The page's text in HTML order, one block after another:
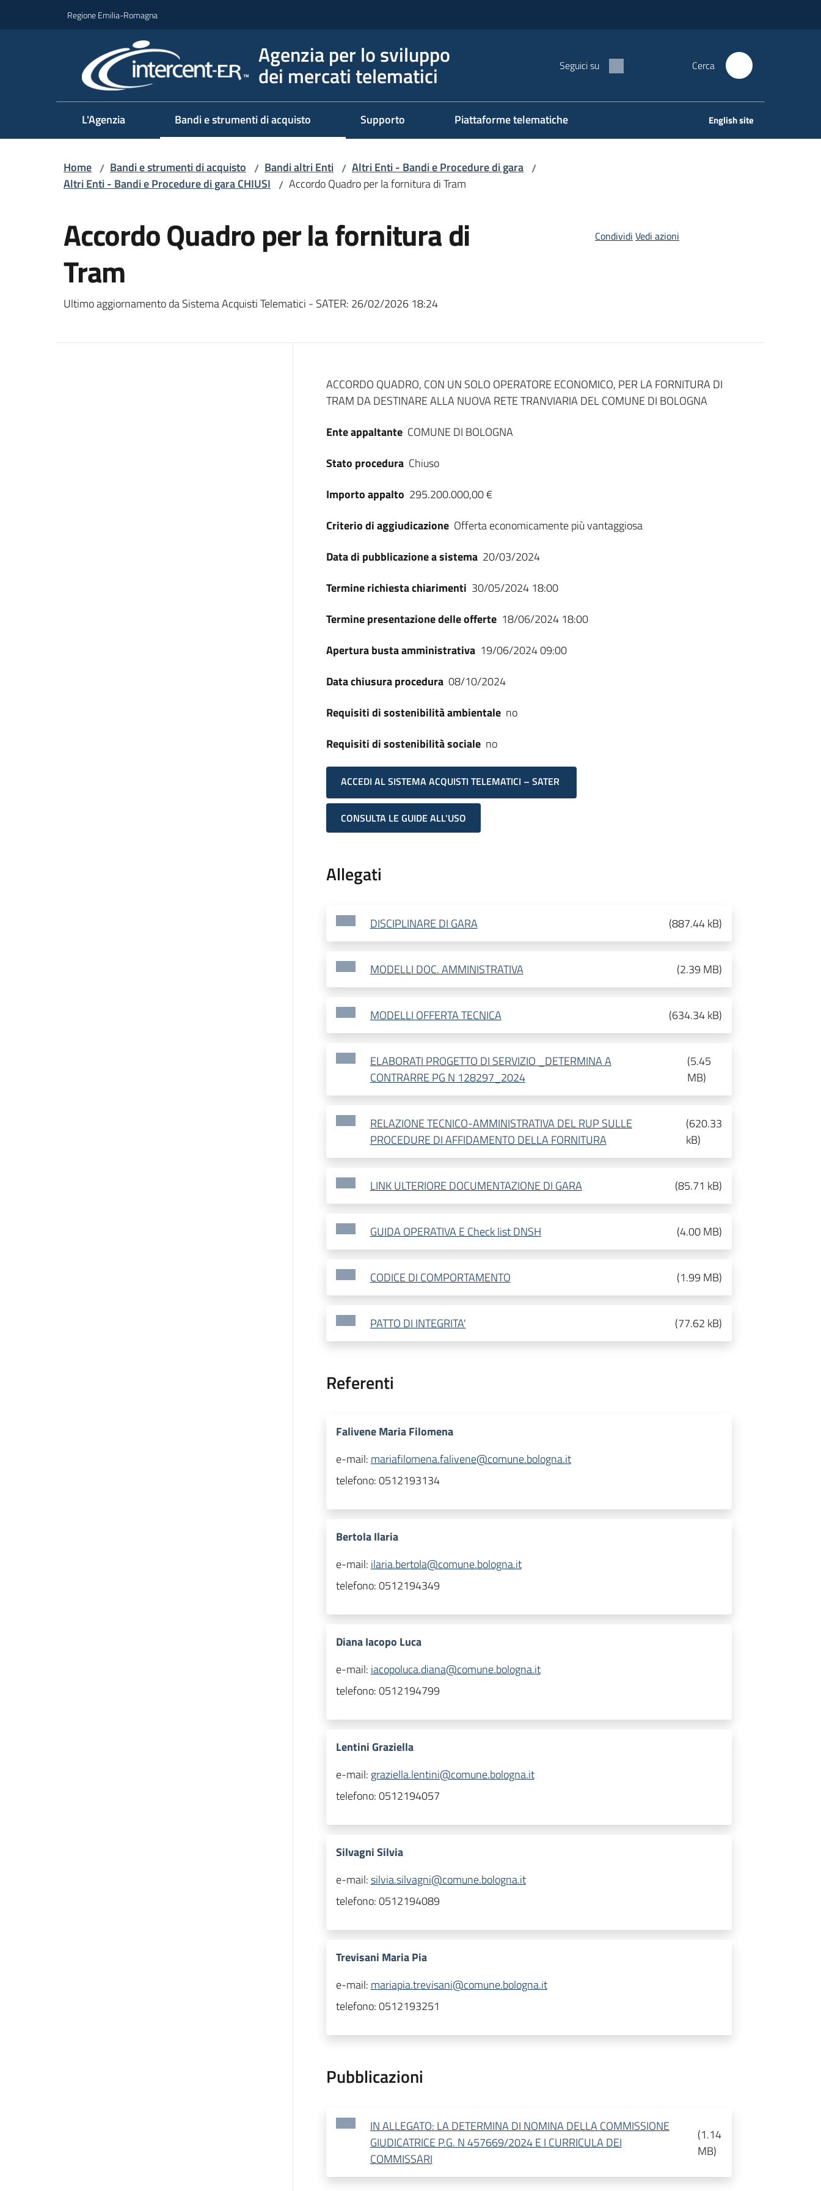
Regione Emilia-Romagna
Agenzia per lo sviluppo
dei mercati telematici Seguici su Cerca
L'Agenzia Bandi e strumenti di acquisto Supporto Piattaforme telematiche English site
Home / Bandi e strumenti di acquisto / Bandi altri Enti / Altri Enti - Bandi e Procedure di gara /
Altri Enti - Bandi e Procedure di gara CHIUSI / Accordo Quadro per la fornitura di Tram
Accordo Quadro per la fornitura di
Tram
Ultimo aggiornamento da Sistema Acquisti Telematici - SATER: 26/02/2026 18:24
Condividi Vedi azioni
Dati del bando
ACCORDO QUADRO, CON UN SOLO OPERATORE ECONOMICO, PER LA FORNITURA DI
TRAM DA DESTINARE ALLA NUOVA RETE TRANVIARIA DEL COMUNE DI BOLOGNA
Ente appaltante COMUNE DI BOLOGNA
Stato procedura Chiuso
Importo appalto 295.200.000,00 €
Criterio di aggiudicazione Offerta economicamente più vantaggiosa
Data di pubblicazione a sistema 20/03/2024
Termine richiesta chiarimenti 30/05/2024 18:00
Termine presentazione delle offerte 18/06/2024 18:00
Apertura busta amministrativa 19/06/2024 09:00
Data chiusura procedura 08/10/2024
Requisiti di sostenibilità ambientale no
Requisiti di sostenibilità sociale no
ACCEDI AL SISTEMA ACQUISTI TELEMATICI – SATER
CONSULTA LE GUIDE ALL'USO
Allegati
DISCIPLINARE DI GARA (887.44 kB)
MODELLI DOC. AMMINISTRATIVA (2.39 MB)
MODELLI OFFERTA TECNICA (634.34 kB)
ELABORATI PROGETTO DI SERVIZIO _DETERMINA A
CONTRARRE PG N 128297_2024
(5.45
MB)
RELAZIONE TECNICO-AMMINISTRATIVA DEL RUP SULLE
PROCEDURE DI AFFIDAMENTO DELLA FORNITURA
(620.33
kB)
LINK ULTERIORE DOCUMENTAZIONE DI GARA (85.71 kB)
GUIDA OPERATIVA E Check list DNSH (4.00 MB)
CODICE DI COMPORTAMENTO (1.99 MB)
PATTO DI INTEGRITA' (77.62 kB)
Referenti
Falivene Maria Filomena
e-mail: mariafilomena.falivene@comune.bologna.it
telefono:0512193134
Bertola Ilaria
e-mail: ilaria.bertola@comune.bologna.it
telefono:0512194349
Diana Iacopo Luca
e-mail: iacopoluca.diana@comune.bologna.it
telefono:0512194799
Lentini Graziella
e-mail: graziella.lentini@comune.bologna.it
telefono:0512194057
Silvagni Silvia
e-mail:silvia.silvagni@comune.bologna.it
telefono:0512194089
Trevisani Maria Pia
e-mail: mariapia.trevisani@comune.bologna.it
telefono:0512193251
Pubblicazioni
IN ALLEGATO: LA DETERMINA DI NOMINA DELLA COMMISSIONE
GIUDICATRICE P.G. N 457669/2024 E I CURRICULA DEI
COMMISSARI
(1.14
MB)